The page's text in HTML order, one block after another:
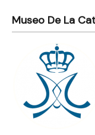
Museo De La